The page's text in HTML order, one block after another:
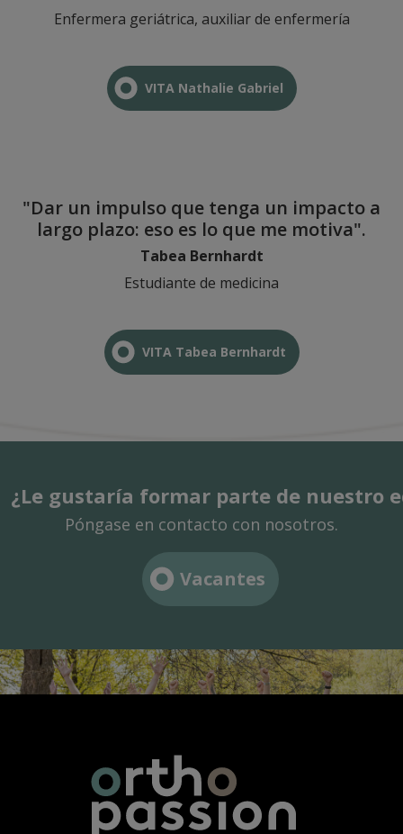
Enfermera geriátrica, auxiliar de enfermería
VITA Nathalie Gabriel
"Dar un impulso que tenga un impacto a
largo plazo: eso es lo que me motiva".
Tabea Bernhardt​
Estudiante de medicina
VITA Tabea Bernhardt​
¿Le gustaría formar parte de nuestro
Póngase en contacto con nosotros.
Vacantes